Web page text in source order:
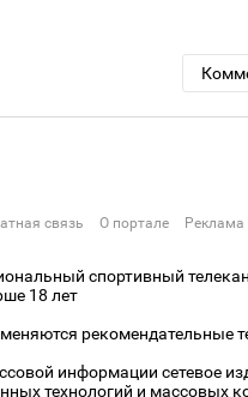
связь О портале Реклама
спортивный
18 лет
рекомендательные
информации сетевое
технологий и массовых